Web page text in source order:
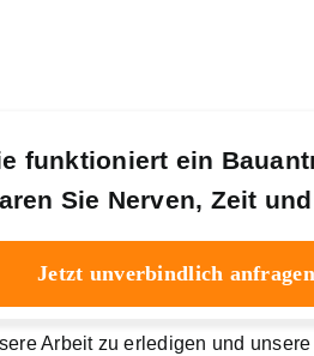
funktioniert ein
Sie Nerven, Zeit
Jetzt unverbindlich anfragen
Arbeit zu erledigen und